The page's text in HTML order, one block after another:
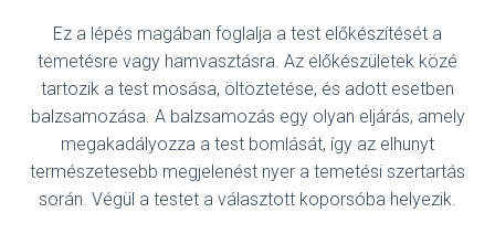
Ez a lépés magában foglalja a test előkészítését a
temetésre vagy hamvasztásra. Az előkészületek közé
tartozik a test mosása, öltöztetése, és adott esetben
balzsamozása. A balzsamozás egy olyan eljárás, amely
megakadályozza a test bomlását, így az elhunyt
természetesebb megjelenést nyer a temetési szertartás
során. Végül a testet a választott koporsóba helyezik.